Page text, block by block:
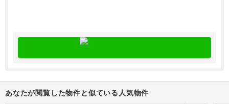
あなたが閲覧した物件と似ている人気物件